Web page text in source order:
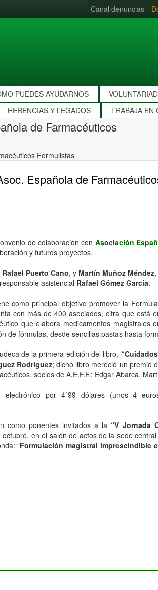
Canal denuncias
PUEDES AYUDARNOS
HERENCIAS Y LEGADOS TRABAJA EN
de Farmacéuticos
Formulistas
Española de
de colaboración con Asociación
y futuros proyectos.
Rafael Puerto Cano, y Martín Muñoz Méndez
asistencial Rafael Gómez García.
como principal objetivo promover la
con más de 400 asociados, cifra que está
que elabora medicamentos
de fórmulas, desde sencillas pastas hasta
de la primera edición del libro,
Rodríguez; dicho libro mereció un premio
socios de A.E.F.F.: Edgar Abarca,
electrónico por 4´99 dólares (unos 4
como ponentes invitados a la “V Jornada
en el salón de actos de la sede
“Formulación magistral imprescindible